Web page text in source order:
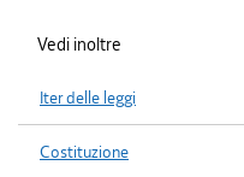
Vedi inoltre
Iter delle leggi
Costituzione